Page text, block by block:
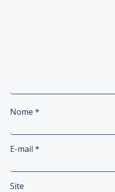
Nome *
E-mail *
Site